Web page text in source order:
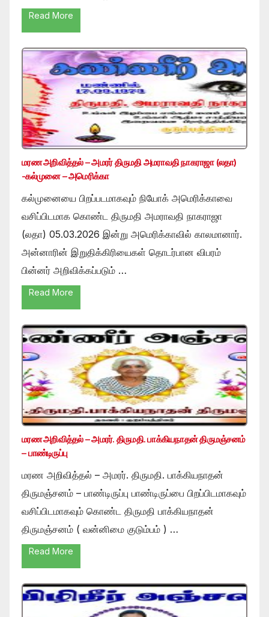
Read More
மரண அறிவித்தல் – அமரர் திருமதி அமராவதி நாகராஜா (லதா)
-கல்முனை – அமெரிக்கா
கல்முனையை பிறப்படமாகவும் நியோக் அமெரிக்காவை
வசிப்பிடமாக கொண்ட திருமதி அமராவதி நாகராஜா
(லதா) 05.03.2026 இன்று அமெரிக்காவில் காலமானார்.
அன்னாரின் இறுதிக்கிரியைகள் தொடர்பான விபரம்
பின்னர் அறிவிக்கப்படும் …
Read More
மரண அறிவித்தல் – அமரர். திருமதி. பாக்கியநாதன் திருமஞ்சனம்
– பாண்டிருப்பு
மரண அறிவித்தல் – அமரர். திருமதி. பாக்கியநாதன்
திருமஞ்சனம் – பாண்டிருப்பு பாண்டிருப்பை பிறப்பிடமாகவும்
வசிப்பிடமாகவும் கொண்ட திருமதி பாக்கியநாதன்
திருமஞ்சனம் ( வன்னிமை குடும்பம் ) …
Read More